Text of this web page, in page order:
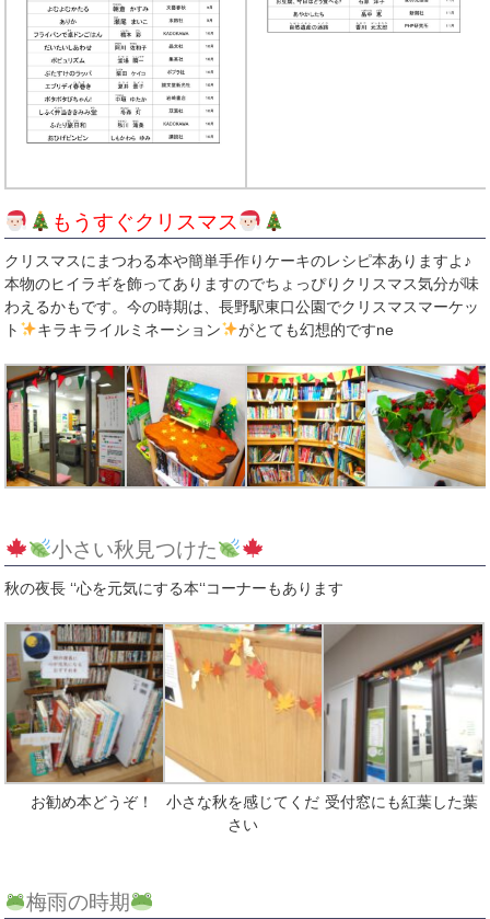
もうすぐクリスマス
クリスマスにまつわる本や簡単手作りケーキのレシピ本ありますよ♪
本物のヒイラギを飾ってありますのでちょっぴりクリスマス気分が味
わえるかもです。今の時期は、長野駅東口公園でクリスマスマーケッ
ト
キラキライルミネーション がとても幻想的ですne
小さい秋見つけた
秋の夜長 ‘‘心を元気にする本‘‘コーナーもあります
お勧め本どうぞ！
小さな秋を感じてくだ
さい
受付窓にも紅葉した葉
梅雨の時期